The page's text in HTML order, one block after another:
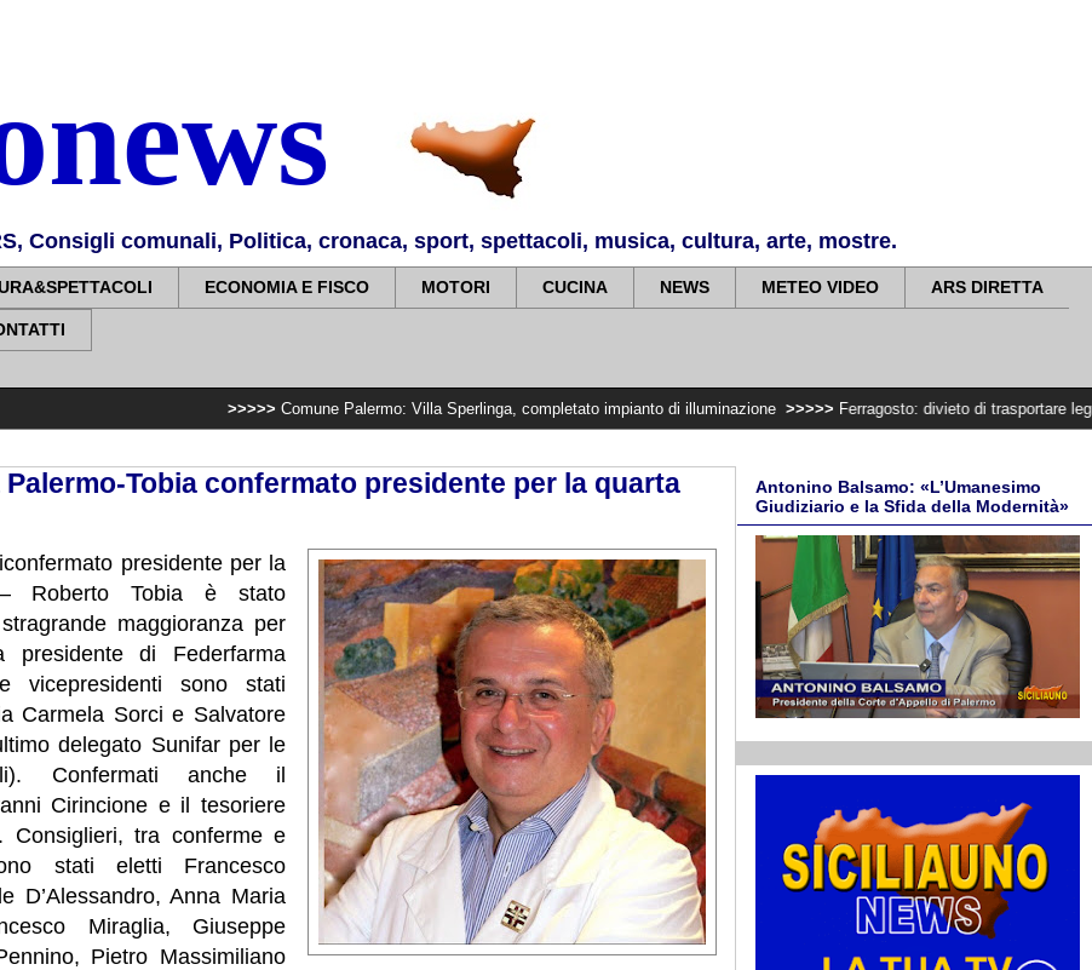
Consigli comunali, Politica, cronaca, sport, spettacoli, musica, cultura, arte, mostre.
ECONOMIA E FISCO MOTORI CUCINA NEWS METEO VIDEO ARS DIRETTA
Comune Palermo: Villa Sperlinga, completato impianto di illuminazione >>>>> Ferragosto: divieto di trasportare legna e fare falò,
Palermo-Tobia confermato presidente per la quarta
presidente per la
Roberto Tobia è stato
maggioranza per
presidente di Federfarma
vicepresidenti sono stati
Carmela Sorci e Salvatore
delegato Sunifar per le
Confermati anche il
Cirincione e il tesoriere
Consiglieri, tra conferme e
stati eletti Francesco
D’Alessandro, Anna Maria
Miraglia, Giuseppe
Pietro Massimiliano
Antonino Balsamo: «L’Umanesimo
Giudiziario e la Sfida della Modernità»